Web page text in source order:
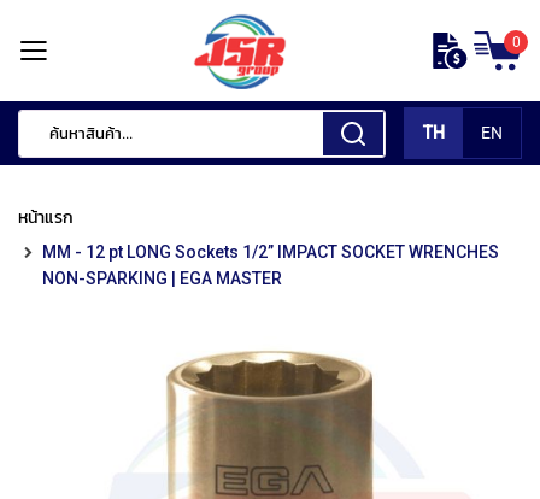
แรก
สินค้า
เรา
0
TH EN
ข้าม
ไป
เนื้อหา
หน้าแรก
MM - 12 pt LONG Sockets 1/2” IMPACT SOCKET WRENCHES
NON-SPARKING | EGA MASTER